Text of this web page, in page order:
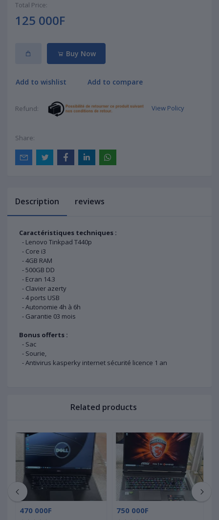
Total Price:
125 000F
Buy Now
Add to wishlist Add to compare
Refund: View Policy
Share:
Description reviews
Caractéristiques techniques :
- Lenovo Tinkpad T440p
- Core i3
- 4GB RAM
- 500GB DD
- Ecran 14.3
- Clavier azerty
- 4 ports USB
- Autonomie 4h à 6h
- Garantie 03 mois
Bonus offerts :
- Sac
- Sourie,
- Antivirus kasperky internet sécurité licence 1 an
Related products
470 000F 750 000F